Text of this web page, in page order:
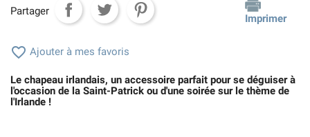
Partager
Imprimer
 Ajouter à mes favoris
Le chapeau irlandais, un accessoire parfait pour se déguiser à
l'occasion de la Saint-Patrick ou d'une soirée sur le thème de
l'Irlande !